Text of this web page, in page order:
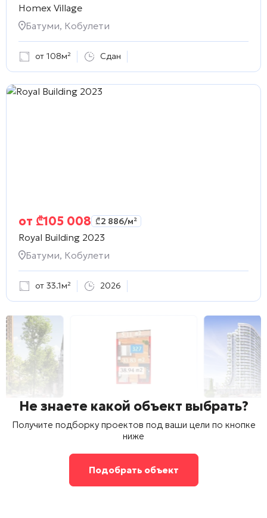
Homex Village
Батуми, Кобулети
от 108м² Сдан
от ₾105 008 ₾2 886/м²
Royal Building 2023
Батуми, Кобулети
от 33.1м² 2026
Не знаете какой объект выбрать?
Получите подборку проектов под ваши цели по кнопке
ниже
Подобрать объект